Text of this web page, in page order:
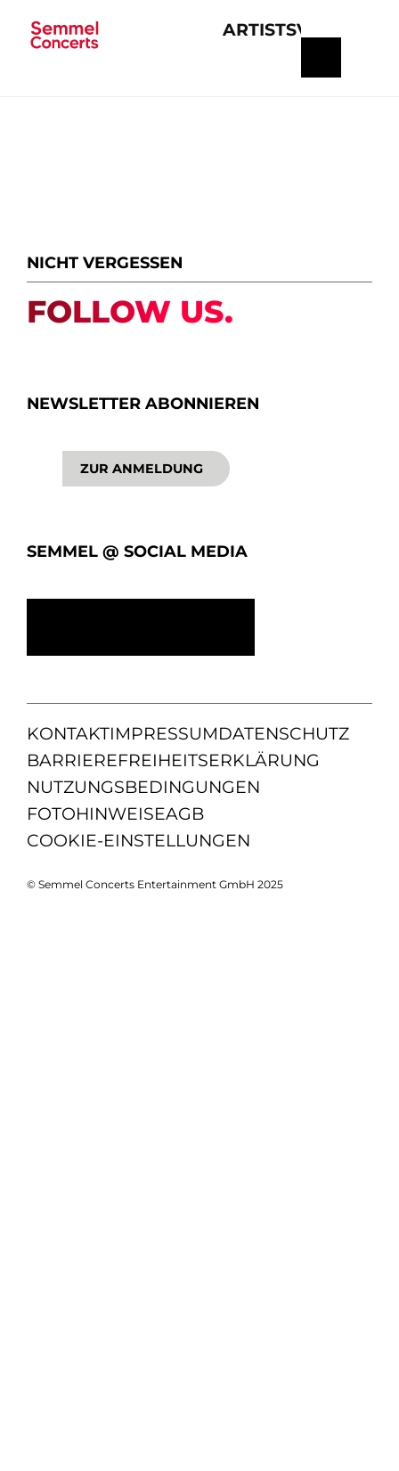
ARTISTS
NICHT VERGESSEN
FOLLOW US.
NEWSLETTER ABONNIEREN
ZUR ANMELDUNG
SEMMEL @ SOCIAL MEDIA
KONTAKTIMPRESSUMDATENSCHUTZ
BARRIEREFREIHEITSERKLÄRUNG
NUTZUNGSBEDINGUNGEN
FOTOHINWEISEAGB
COOKIE-EINSTELLUNGEN
© Semmel Concerts Entertainment GmbH 2025